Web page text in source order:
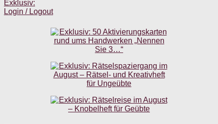
Exklusiv:
Login / Logout